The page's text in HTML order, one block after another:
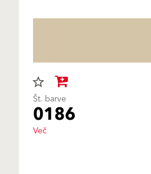
star_border
Št. barve
0186
Več